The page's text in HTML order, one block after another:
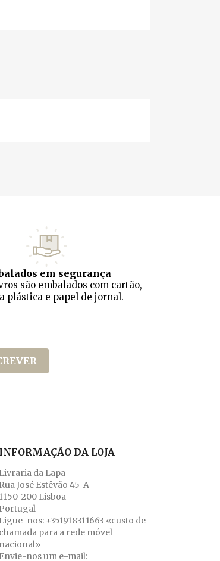
em segurança
são embalados com cartão,
plástica e papel de jornal.
INFORMAÇÃO DA LOJA
Livraria da Lapa
Rua José Estêvão 45-A
1150-200 Lisboa
Portugal
Ligue-nos: +351918311663 «custo de
chamada para a rede móvel
nacional»
Envie-nos um e-mail: